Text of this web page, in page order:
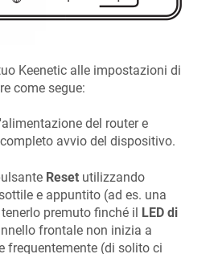
Keenetic alle impostazioni di
come segue:
del router e
avvio del dispositivo.
Reset utilizzando
e appuntito (ad es. una
premuto finché il LED di
frontale non inizia a
frequentemente (di solito ci